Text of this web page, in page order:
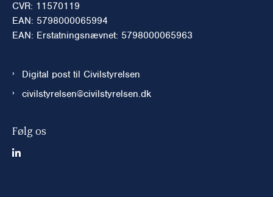
CVR: 11570119
EAN: 5798000065994
EAN: Erstatningsnævnet: 5798000065963
Digital post til Civilstyrelsen
civilstyrelsen@civilstyrelsen.dk
Følg os